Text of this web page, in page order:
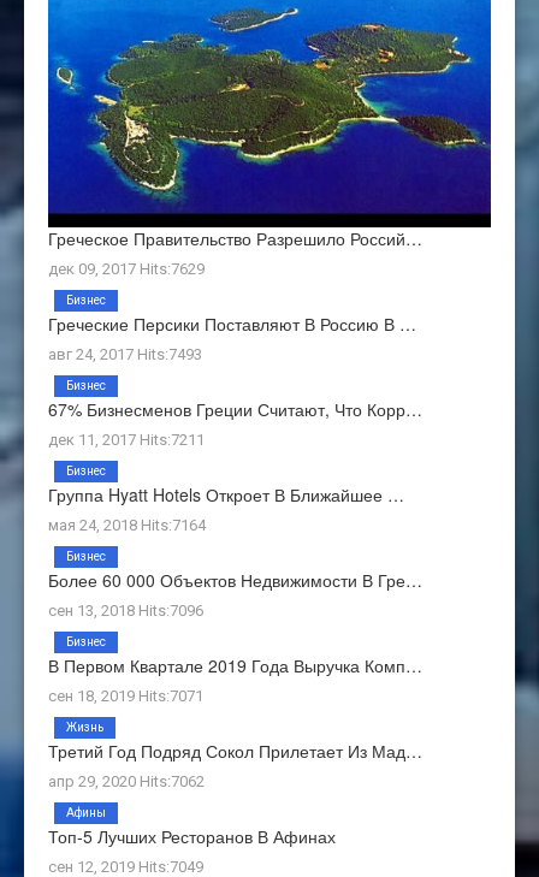
Греческое Правительство Разрешило Россий…
дек 09, 2017 Hits:7629
Греческие Персики Поставляют В Россию В …
авг 24, 2017 Hits:7493
Бизнес
67% Бизнесменов Греции Считают, Что Корр…
дек 11, 2017 Hits:7211
Бизнес
Группа Hyatt Hotels Откроет В Ближайшее …
мая 24, 2018 Hits:7164
Бизнес
Более 60 000 Объектов Недвижимости В Гре…
сен 13, 2018 Hits:7096
Бизнес
В Первом Квартале 2019 Года Выручка Комп…
сен 18, 2019 Hits:7071
Бизнес
Третий Год Подряд Сокол Прилетает Из Мад…
апр 29, 2020 Hits:7062
Жизнь
Топ-5 Лучших Ресторанов В Афинах
сен 12, 2019 Hits:7049
Афины